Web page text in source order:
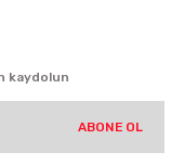
kaydolun
ABONE OL